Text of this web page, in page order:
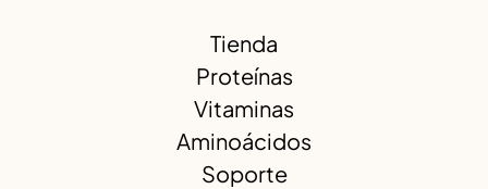
Tienda
Proteínas
Vitaminas
Aminoácidos
Soporte